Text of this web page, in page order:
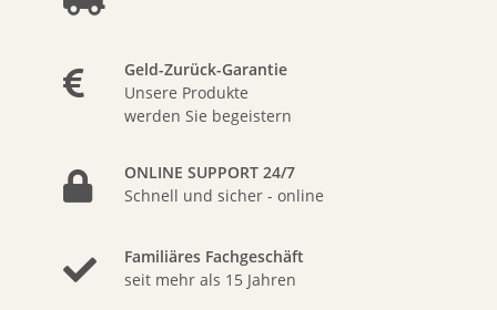
Geld-Zurück-Garantie
Unsere Produkte
werden Sie begeistern
ONLINE SUPPORT 24/7
Schnell und sicher - online
Familiäres Fachgeschäft
seit mehr als 15 Jahren